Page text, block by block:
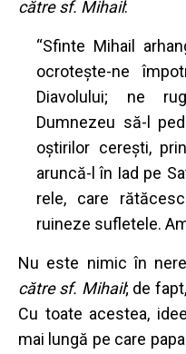
către sf. Mihail:
“Sfinte Mihail
ocrotește-ne
Diavolului; ne
Dumnezeu să-l
oştirilor cereşti,
aruncă-l în Iad pe
rele, care
ruineze sufletele.
Nu este nimic în
către sf. Mihail; de
Cu toate acestea,
mai lungă pe care